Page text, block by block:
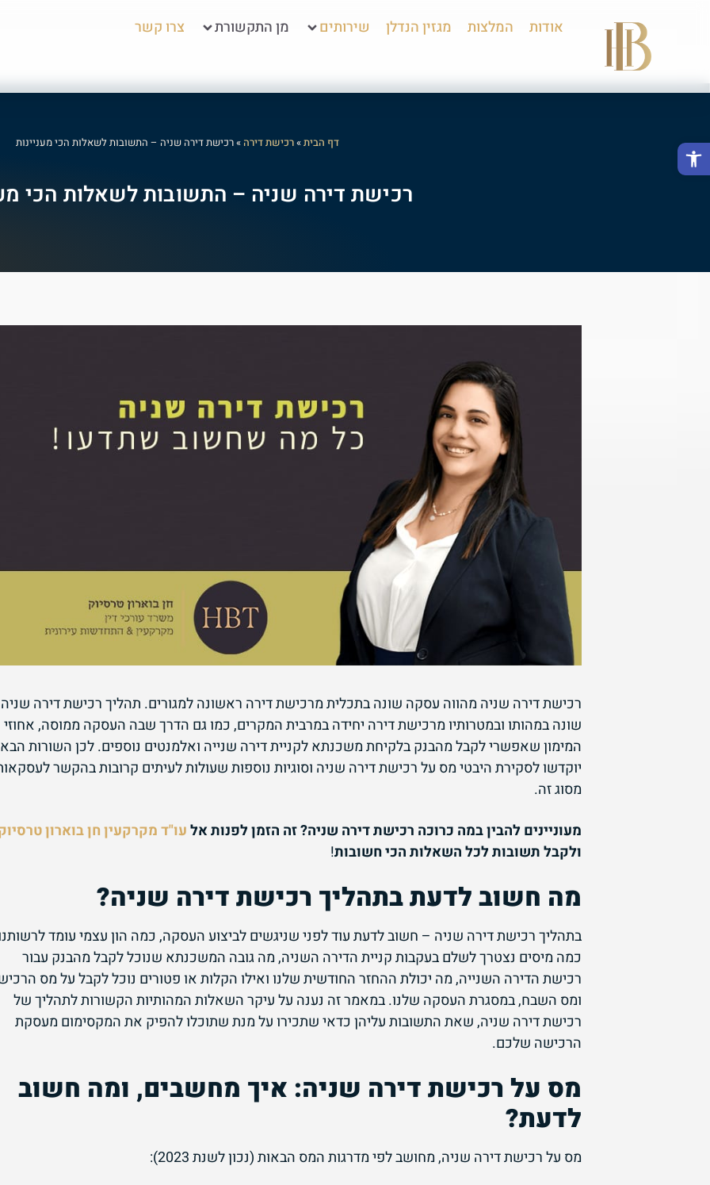
פתח סרגל נגישות
אודות המלצות מגזין הנדלן שירותים מן התקשורת צרו קשר
דף הבית»רכישת דירה »רכישת דירה שניה – התשובות לשאלות הכי מעניינות
רכישת דירה שניה – התשובות לשאלות הכי
רכישת דירה שניה מהווה עסקה שונה בתכלית מרכישת דירה ראשונה למגורים. תהליך רכישת דירה
שונה במהותו ובמטרותיו מרכישת דירה יחידה במרבית המקרים, כמו גם הדרך שבה העסקה ממוסה, אחוזי
המימון שאפשרי לקבל מהבנק בלקיחת משכנתא לקניית דירה שנייה ואלמנטים נוספים. לכן השורות
יוקדשו לסקירת היבטי מס על רכישת דירה שניה וסוגיות נוספות שעולות לעיתים קרובות בהקשר
מסוג זה.
מעוניינים להבין במה כרוכה רכישת דירה שניה? זה הזמן לפנות אלעו"ד מקרקעין חן בוארון
ולקבל תשובות לכל השאלות הכי חשובות!
מה חשוב לדעת בתהליך רכישת דירה שניה?
בתהליך רכישת דירה שניה – חשוב לדעת עוד לפני שניגשים לביצוע העסקה, כמה הון עצמי עומד
כמה מיסים נצטרך לשלם בעקבות קניית הדירה השניה, מה גובה המשכנתא שנוכל לקבל מהבנק עבור
רכישת הדירה השנייה, מה יכולת ההחזר החודשית שלנו ואילו הקלות או פטורים נוכל לקבל על מס
ומס השבח, במסגרת העסקה שלנו. במאמר זה נענה על עיקר השאלות המהותיות הקשורות לתהליך של
רכישת דירה שניה, שאת התשובות עליהן כדאי שתכירו על מנת שתוכלו להפיק את המקסימום מעסקת
הרכישה שלכם.
מס על רכישת דירה שניה: איך מחשבים, ומה חשוב
לדעת?
מס על רכישת דירה שניה, מחושב לפי מדרגות המס הבאות (נכון לשנת 2023):